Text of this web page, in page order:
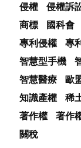
侵權
侵權訴
商標
國科會
專利侵權
專
智慧型手機
智慧醫療
歐
知識產權
稀
著作權
著作
關稅